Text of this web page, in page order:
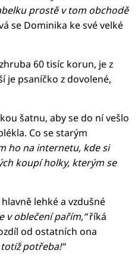
prostě v tom obchodě
se Dominika ke své velké
60 tisíc korun, je z
je psaníčko z dovolené,
šatnu, aby se do ní vešlo
Co se starým
ho na internetu, kde si
koupí holky, kterým se
lehké a vzdušné
v oblečení pařím,“říká
od ostatních ona
potřeba!“